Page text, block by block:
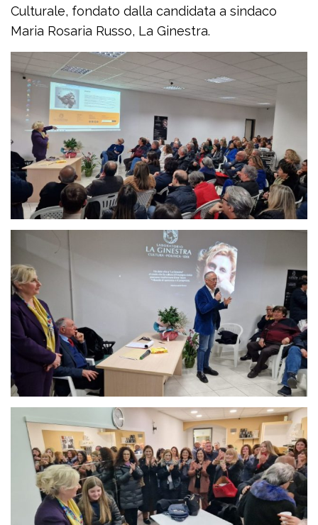
Culturale, fondato dalla candidata a sindaco
Maria Rosaria Russo, La Ginestra.